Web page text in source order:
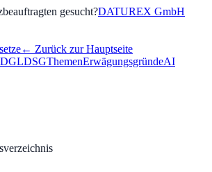
gesucht?DATUREX GmbH
← Zurück zur Hauptseite
LDSGThemenErwägungsgründeAI